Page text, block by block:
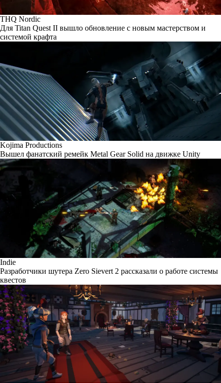
THQ Nordic
Для Titan Quest II вышло обновление с новым мастерством и
системой крафта
Kojima Productions
Вышел фанатский ремейк Metal Gear Solid на движке Unity
Indie
Разработчики шутера Zero Sievert 2 рассказали о работе системы
квестов